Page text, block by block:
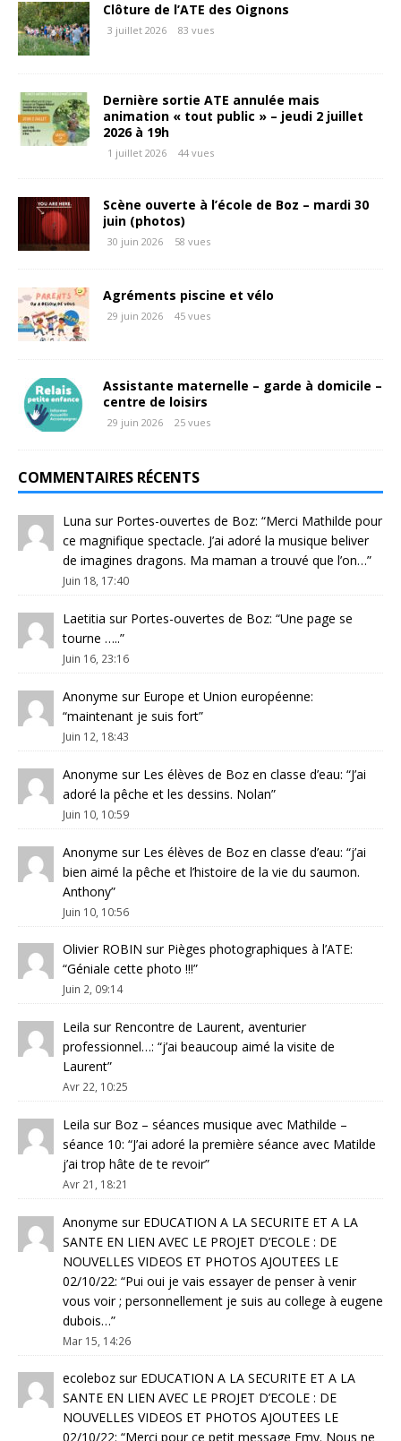
Clôture de l’ATE des Oignons
3 juillet 2026 83 vues
Dernière sortie ATE annulée mais
animation « tout public » – jeudi 2 juillet
2026 à 19h
1 juillet 2026 44 vues
Scène ouverte à l’école de Boz – mardi 30
juin (photos)
30 juin 2026 58 vues
Agréments piscine et vélo
29 juin 2026 45 vues
Assistante maternelle – garde à domicile –
centre de loisirs
29 juin 2026 25 vues
COMMENTAIRES RÉCENTS
Luna sur Portes-ouvertes de Boz: “Merci Mathilde pour
ce magnifique spectacle. J’ai adoré la musique beliver
de imagines dragons. Ma maman a trouvé que l’on…”
Juin 18, 17:40
Laetitia sur Portes-ouvertes de Boz: “Une page se
tourne …..”
Juin 16, 23:16
Anonyme sur Europe et Union européenne:
“maintenant je suis fort”
Juin 12, 18:43
Anonyme sur Les élèves de Boz en classe d’eau: “J’ai
adoré la pêche et les dessins. Nolan”
Juin 10, 10:59
Anonyme sur Les élèves de Boz en classe d’eau: “j’ai
bien aimé la pêche et l’histoire de la vie du saumon.
Anthony”
Juin 10, 10:56
Olivier ROBIN sur Pièges photographiques à l’ATE:
“Géniale cette photo !!!”
Juin 2, 09:14
Leila sur Rencontre de Laurent, aventurier
professionnel…: “j’ai beaucoup aimé la visite de
Laurent”
Avr 22, 10:25
Leila sur Boz – séances musique avec Mathilde –
séance 10: “J’ai adoré la première séance avec Matilde
j’ai trop hâte de te revoir”
Avr 21, 18:21
Anonyme sur EDUCATION A LA SECURITE ET A LA
SANTE EN LIEN AVEC LE PROJET D’ECOLE : DE
NOUVELLES VIDEOS ET PHOTOS AJOUTEES LE
02/10/22: “Pui oui je vais essayer de penser à venir
vous voir ; personnellement je suis au college à eugene
dubois…”
Mar 15, 14:26
ecoleboz sur EDUCATION A LA SECURITE ET A LA
SANTE EN LIEN AVEC LE PROJET D’ECOLE : DE
NOUVELLES VIDEOS ET PHOTOS AJOUTEES LE
02/10/22: “Merci pour ce petit message Emy. Nous ne